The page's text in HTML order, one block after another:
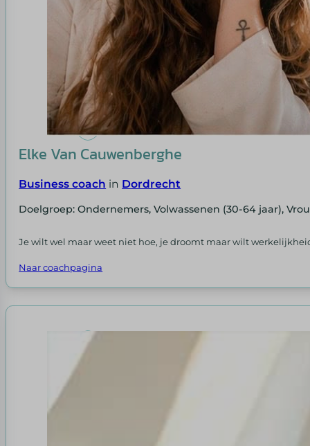
Elke Van Cauwenberghe
Business coach in Dordrecht
Doelgroep: Ondernemers, Volwassenen (30-64 jaar),
Je wilt wel maar weet niet hoe, je droomt maar wilt
Naar coachpagina